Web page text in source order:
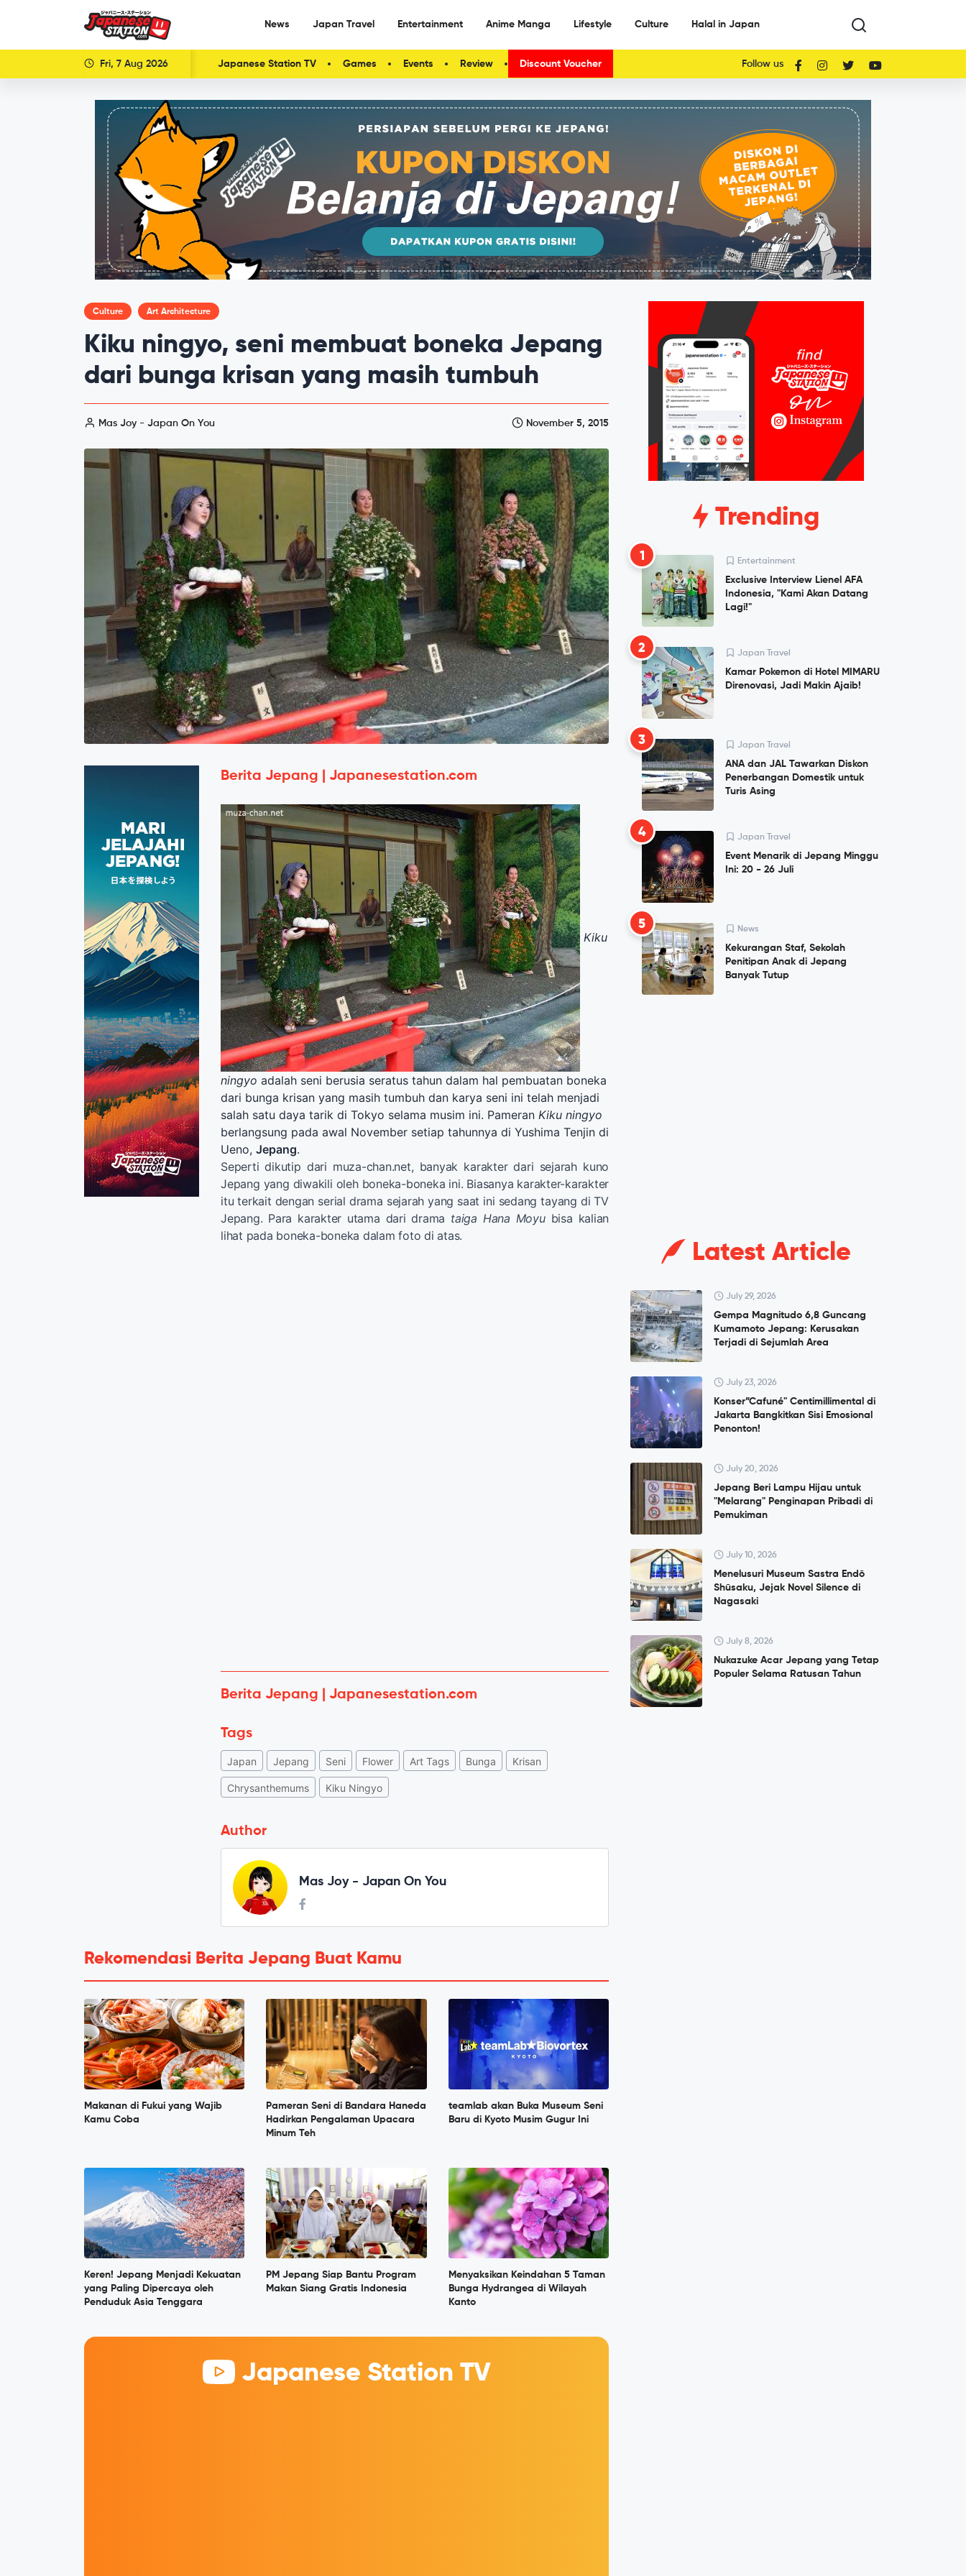
News Japan Travel Entertainment Anime Manga Lifestyle Culture Halal in Japan
Fri, 7 Aug 2026 Japanese Station TV Games Events Review Discount Voucher Follow us
Culture Art Architecture
Kiku ningyo, seni membuat boneka Jepang
dari bunga krisan yang masih tumbuh
Mas Joy - Japan On You November 5, 2015
Berita Jepang | Japanesestation.com
Kiku
ningyo adalah seni berusia seratus tahun dalam hal pembuatan boneka
dari bunga krisan yang masih tumbuh dan karya seni ini telah menjadi
salah satu daya tarik di Tokyo selama musim ini. Pameran Kiku ningyo
berlangsung pada awal November setiap tahunnya di Yushima Tenjin di
Ueno, Jepang.
Seperti dikutip dari muza-chan.net, banyak karakter dari sejarah kuno
Jepang yang diwakili oleh boneka-boneka ini. Biasanya karakter-karakter
itu terkait dengan serial drama sejarah yang saat ini sedang tayang di TV
Jepang. Para karakter utama dari drama taiga Hana Moyubisa kalian
lihat pada boneka-boneka dalam foto di atas.
Berita Jepang | Japanesestation.com
Tags
Japan Jepang Seni Flower Art Tags Bunga Krisan
Chrysanthemums Kiku Ningyo
Author
Mas Joy - Japan On You
Rekomendasi Berita Jepang Buat Kamu
Makanan di Fukui yang Wajib
Kamu Coba
Pameran Seni di Bandara Haneda
Hadirkan Pengalaman Upacara
Minum Teh
teamlab akan Buka Museum Seni
Baru di Kyoto Musim Gugur Ini
Keren! Jepang Menjadi Kekuatan
yang Paling Dipercaya oleh
Penduduk Asia Tenggara
PM Jepang Siap Bantu Program
Makan Siang Gratis Indonesia
Menyaksikan Keindahan 5 Taman
Bunga Hydrangea di Wilayah
Kanto
Japanese Station TV
Trending
1 Entertainment
Exclusive Interview Lienel AFA
Indonesia, "Kami Akan Datang
Lagi!"
2 Japan Travel
Kamar Pokemon di Hotel MIMARU
Direnovasi, Jadi Makin Ajaib!
3 Japan Travel
ANA dan JAL Tawarkan Diskon
Penerbangan Domestik untuk
Turis Asing
4 Japan Travel
Event Menarik di Jepang Minggu
Ini: 20 - 26 Juli
5 News
Kekurangan Staf, Sekolah
Penitipan Anak di Jepang
Banyak Tutup
Latest Article
July 29, 2026
Gempa Magnitudo 6,8 Guncang
Kumamoto Jepang: Kerusakan
Terjadi di Sejumlah Area
July 23, 2026
Konser”Cafuné" Centimillimental di
Jakarta Bangkitkan Sisi Emosional
Penonton!
July 20, 2026
Jepang Beri Lampu Hijau untuk
"Melarang" Penginapan Pribadi di
Pemukiman
July 10, 2026
Menelusuri Museum Sastra Endō
Shūsaku, Jejak Novel Silence di
Nagasaki
July 8, 2026
Nukazuke Acar Jepang yang Tetap
Populer Selama Ratusan Tahun